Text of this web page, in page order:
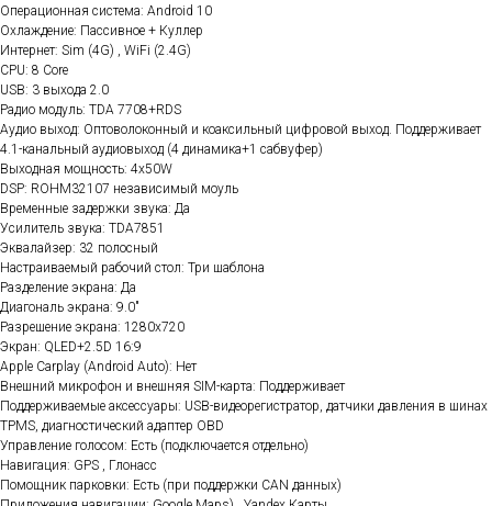
Операционная система: Android 10
Охлаждение: Пассивное + Куллер
Интернет: Sim (4G) , WiFi (2.4G)
CPU: 8 Core
USB: 3 выхода 2.0
Радио модуль: TDA 7708+RDS
Аудио выход: Оптоволоконный и коаксильный цифровой выход. Поддерживает
4.1-канальный аудиовыход (4 динамика+1 сабвуфер)
Выходная мощность: 4x50W
DSP: ROHM32107 независимый моуль
Временные задержки звука: Да
Усилитель звука: TDA7851
Эквалайзер: 32 полосный
Настраиваемый рабочий стол: Три шаблона
Разделение экрана: Да
Диагональ экрана: 9.0"
Разрешение экрана: 1280x720
Экран: QLED+2.5D 16:9
Apple Carplay (Android Auto): Нет
Внешний микрофон и внешняя SIM-карта: Поддерживает
Поддерживаемые аксессуары: USB-видеорегистратор, датчики давления в шинах
TPMS, диагностический адаптер OBD
Управление голосом: Есть (подключается отдельно)
Навигация: GPS , Глонасс
Помощник парковки: Есть (при поддержки CAN данных)